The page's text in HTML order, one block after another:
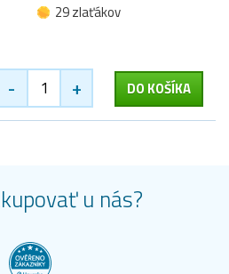
29 zlaťákov
- + DO KOŠÍKA
u nás?